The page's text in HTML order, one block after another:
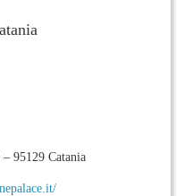
95129 Catania